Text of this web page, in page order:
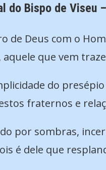
do Bispo de Viseu
de Deus com o
aquele que vem
do
fraternos e
por sombras,
é dele que